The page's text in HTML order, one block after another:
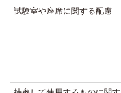
試験室や座席に関する配慮